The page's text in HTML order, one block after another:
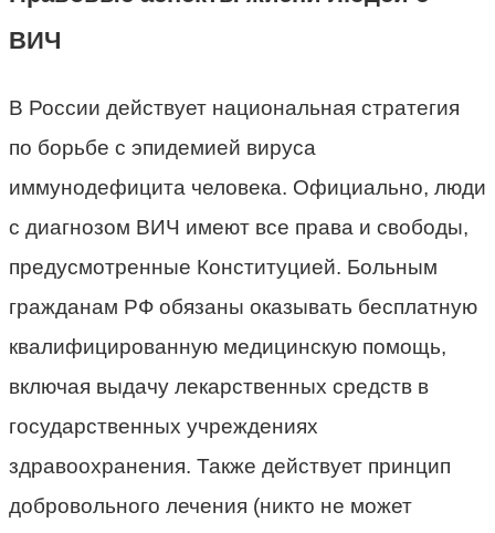
ВИЧ
В России действует национальная стратегия
по борьбе с эпидемией вируса
иммунодефицита человека. Официально, люди
с диагнозом ВИЧ имеют все права и свободы,
предусмотренные Конституцией. Больным
гражданам РФ обязаны оказывать бесплатную
квалифицированную медицинскую помощь,
включая выдачу лекарственных средств в
государственных учреждениях
здравоохранения. Также действует принцип
добровольного лечения (никто не может